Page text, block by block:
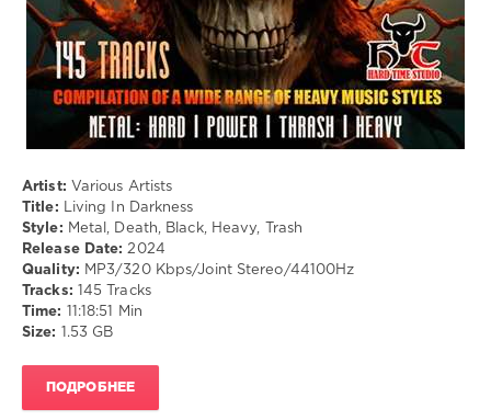
Trash
Artist: Various Artists
Title: Living In Darkness
Style: Metal, Death, Black, Heavy, Trash
Release Date: 2024
Quality: MP3/320 Kbps/Joint Stereo/44100Hz
Tracks: 145 Tracks
Time:
11:18:51 Min
Size:
1.53 GB
ПОДРОБНЕЕ